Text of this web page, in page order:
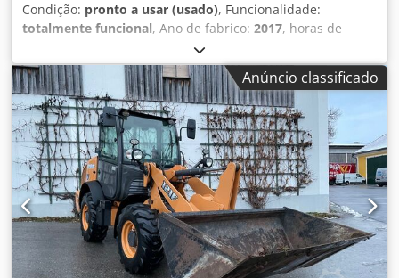
Condição: pronto a usar (usado), Funcionalidade:
totalmente funcional, Ano de fabrico: 2017, horas de
, potência:
de combustível:diesel, velocidade máxima:30 km/h,
primeira matrícula:07/2017, próxima inspeção (TÜV):
07/2026, tamanho do pneu traseiro:500/85 R24
da máquina/veículo:YHG233775, Equipamento:
acoplamento de reboque, ar condicionado, cabina,
cortador de colza, iluminação, Em nome de um titular
autorizado, oferecemos o seguinte artigo usado para
venda: Colheitadeira Case-IH AF 7240 com rotor ST Número
de chassis: YHG233775 Rotor ST longitudinal Versão de 30
km/h 6 cilindros Potência: 366 kW (497 cv) Rodas
dianteiras: esteira de borracha suspensa 610mm Rodas
traseiras: 500/85 R24 Pacote de faróis de trabalho HID
Anúncio classificado